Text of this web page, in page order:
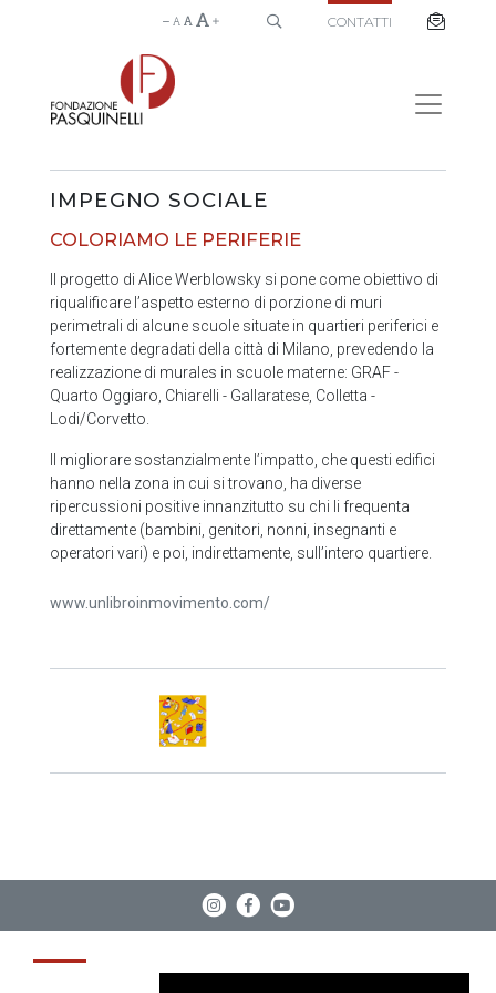
CONTATTI
IMPEGNO SOCIALE
COLORIAMO LE PERIFERIE
Il progetto di Alice Werblowsky si pone come obiettivo di
riqualificare l’aspetto esterno di porzione di muri
perimetrali di alcune scuole situate in quartieri periferici e
fortemente degradati della città di Milano, prevedendo la
realizzazione di murales in scuole materne: GRAF -
Quarto Oggiaro, Chiarelli - Gallaratese, Colletta -
Lodi/Corvetto.
Il migliorare sostanzialmente l’impatto, che questi edifici
hanno nella zona in cui si trovano, ha diverse
ripercussioni positive innanzitutto su chi li frequenta
direttamente (bambini, genitori, nonni, insegnanti e
operatori vari) e poi, indirettamente, sull’intero quartiere.
www.unlibroinmovimento.com/